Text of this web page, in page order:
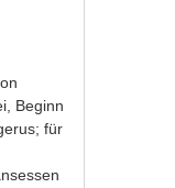
Beginn
für